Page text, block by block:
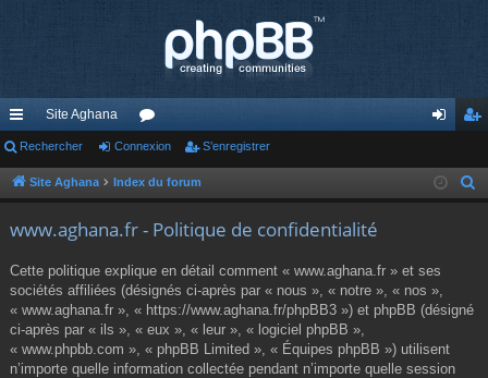
cc
ès
de
Site Aghana
or
u ne nr
Rechercher Connexion S’enregistrer
Site Aghana Index du forum
www.aghana.fr - Politique de confidentialité
Cette politique explique en détail comment « www.aghana.fr » et ses
sociétés affiliées (désignés ci-après par « nous », « notre », « nos »,
« www.aghana.fr », « https://www.aghana.fr/phpBB3 ») et phpBB (désigné
ci-après par « ils », « eux », « leur », « logiciel phpBB »,
« www.phpbb.com », « phpBB Limited », « Équipes phpBB ») utilisent
n’importe quelle information collectée pendant n’importe quelle session